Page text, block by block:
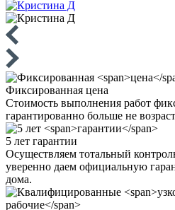
Фиксированная цена
Стоимость выполнения работ
гарантированно больше не
5 лет гарантии
Осуществляем тотальный
уверенно даем официальную
дома.